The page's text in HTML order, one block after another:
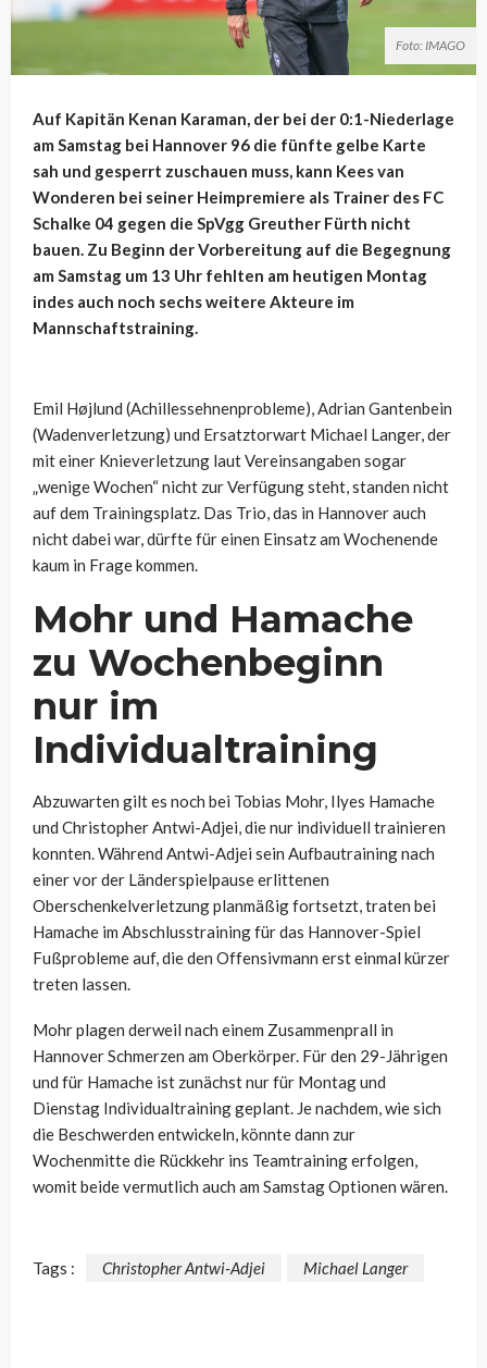
Foto: IMAGO
Auf Kapitän Kenan Karaman, der bei der 0:1-Niederlage
am Samstag bei Hannover 96 die fünfte gelbe Karte
sah und gesperrt zuschauen muss, kann Kees van
Wonderen bei seiner Heimpremiere als Trainer des FC
Schalke 04 gegen die SpVgg Greuther Fürth nicht
bauen. Zu Beginn der Vorbereitung auf die Begegnung
am Samstag um 13 Uhr fehlten am heutigen Montag
indes auch noch sechs weitere Akteure im
Mannschaftstraining.
Emil Højlund (Achillessehnenprobleme), Adrian Gantenbein
(Wadenverletzung) und Ersatztorwart Michael Langer, der
mit einer Knieverletzung laut Vereinsangaben sogar
„wenige Wochen“ nicht zur Verfügung steht, standen nicht
auf dem Trainingsplatz. Das Trio, das in Hannover auch
nicht dabei war, dürfte für einen Einsatz am Wochenende
kaum in Frage kommen.
Mohr und Hamache
zu Wochenbeginn
nur im
Individualtraining
Abzuwarten gilt es noch bei Tobias Mohr, Ilyes Hamache
und Christopher Antwi-Adjei, die nur individuell trainieren
konnten. Während Antwi-Adjei sein Aufbautraining nach
einer vor der Länderspielpause erlittenen
Oberschenkelverletzung planmäßig fortsetzt, traten bei
Hamache im Abschlusstraining für das Hannover-Spiel
Fußprobleme auf, die den Offensivmann erst einmal kürzer
treten lassen.
Mohr plagen derweil nach einem Zusammenprall in
Hannover Schmerzen am Oberkörper. Für den 29-Jährigen
und für Hamache ist zunächst nur für Montag und
Dienstag Individualtraining geplant. Je nachdem, wie sich
die Beschwerden entwickeln, könnte dann zur
Wochenmitte die Rückkehr ins Teamtraining erfolgen,
womit beide vermutlich auch am Samstag Optionen wären.
Tags : Christopher Antwi-Adjei Michael Langer